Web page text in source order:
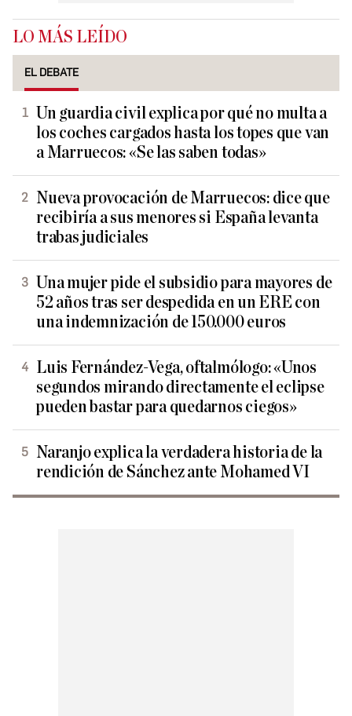
LO MÁS LEÍDO
EL DEBATE
Un guardia civil explica por qué no multa a
los coches cargados hasta los topes que van
a Marruecos: «Se las saben todas»
Nueva provocación de Marruecos: dice que
recibiría a sus menores si España levanta
trabas judiciales
Una mujer pide el subsidio para mayores de
52 años tras ser despedida en un ERE con
una indemnización de 150.000 euros
Luis Fernández-Vega, oftalmólogo: «Unos
segundos mirando directamente el eclipse
pueden bastar para quedarnos ciegos»
Naranjo explica la verdadera historia de la
rendición de Sánchez ante Mohamed VI